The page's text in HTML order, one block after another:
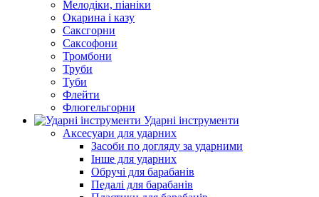
Мелодіки, піаніки
Окарина і казу
Саксгорни
Саксофони
Тромбони
Труби
Туби
Флейти
Флюгельгорни
Ударні інструменти
Аксесуари для ударних
Засоби по догляду за ударними
Інше для ударних
Обручі для барабанів
Педалі для барабанів